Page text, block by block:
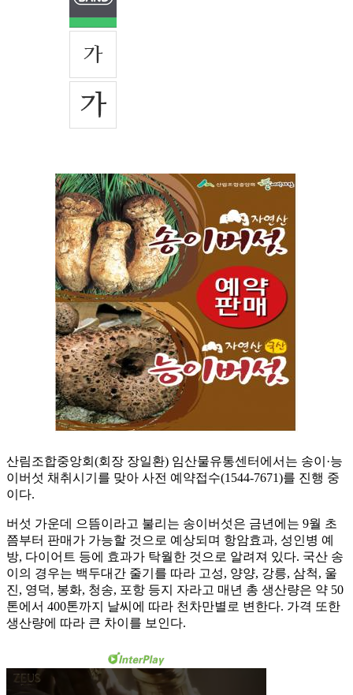
산림조합중앙회(회장 장일환) 임산물유통센터에서는 송이·능
이버섯 채취시기를 맞아 사전 예약접수(1544-7671)를 진행 중
이다.
버섯 가운데 으뜸이라고 불리는 송이버섯은 금년에는 9월 초
쯤부터 판매가 가능할 것으로 예상되며 항암효과, 성인병 예
방, 다이어트 등에 효과가 탁월한 것으로 알려져 있다. 국산 송
이의 경우는 백두대간 줄기를 따라 고성, 양양, 강릉, 삼척, 울
진, 영덕, 봉화, 청송, 포항 등지 자라고 매년 총 생산량은 약 50
톤에서 400톤까지 날씨에 따라 천차만별로 변한다. 가격 또한
생산량에 따라 큰 차이를 보인다.